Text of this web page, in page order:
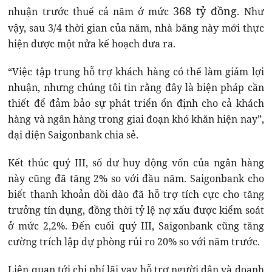
nhuận trước thuế cả năm ở mức 368 tỷ đồng. Như
vậy, sau 3/4 thời gian của năm, nhà băng này mới thực
hiện được một nửa kế hoạch đưa ra.
“Việc tập trung hỗ trợ khách hàng có thể làm giảm lợi
nhuận, nhưng chúng tôi tin rằng đây là biện pháp cần
thiết để đảm bảo sự phát triển ổn định cho cả khách
hàng và ngân hàng trong giai đoạn khó khăn hiện nay”,
đại diện Saigonbank chia sẻ.
Kết thúc quý III, số dư huy động vốn của ngân hàng
này cũng đã tăng 2% so với đầu năm. Saigonbank cho
biết thanh khoản dồi dào đã hỗ trợ tích cực cho tăng
trưởng tín dụng, đồng thời tỷ lệ nợ xấu được kiểm soát
ở mức 2,2%. Đến cuối quý III, Saigonbank cũng tăng
cường trích lập dự phòng rủi ro 20% so với năm trước.